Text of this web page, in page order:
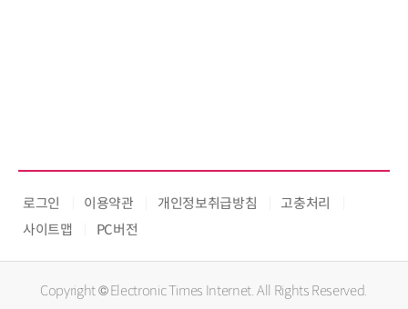
로그인 이용약관 개인정보취급방침
고충처리
사이트맵
PC버전
Copyright © Electronic Times Internet. All Rights Reserved.